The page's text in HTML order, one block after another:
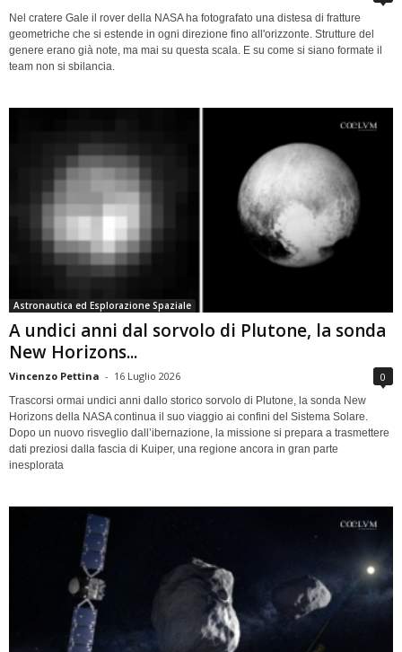
Nel cratere Gale il rover della NASA ha fotografato una distesa di fratture
geometriche che si estende in ogni direzione fino all'orizzonte. Strutture del
genere erano già note, ma mai su questa scala. E su come si siano formate il
team non si sbilancia.
Astronautica ed Esplorazione Spaziale
A undici anni dal sorvolo di Plutone, la sonda
New Horizons...
Vincenzo Pettina - 16 Luglio 2026 0
Trascorsi ormai undici anni dallo storico sorvolo di Plutone, la sonda New
Horizons della NASA continua il suo viaggio ai confini del Sistema Solare.
Dopo un nuovo risveglio dall’ibernazione, la missione si prepara a trasmettere
dati preziosi dalla fascia di Kuiper, una regione ancora in gran parte
inesplorata